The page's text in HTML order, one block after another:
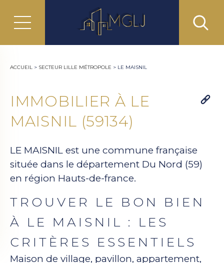
ACCUEIL > SECTEUR LILLE MÉTROPOLE > LE MAISNIL
IMMOBILIER À LE
MAISNIL (59134)
LE MAISNIL est une commune française
située dans le département Du Nord (59)
en région Hauts-de-france.
TROUVER LE BON BIEN
À LE MAISNIL : LES
CRITÈRES ESSENTIELS
Maison de village, pavillon, appartement,